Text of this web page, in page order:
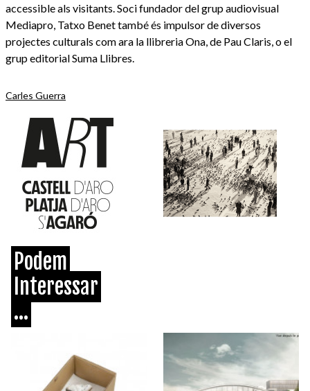
accessible als visitants. Soci fundador del grup audiovisual
Mediapro, Tatxo Benet també és impulsor de diversos
projectes culturals com ara la llibreria Ona, de Pau Claris, o el
grup editorial Suma Llibres.
Carles Guerra
Podem
Interessar
...